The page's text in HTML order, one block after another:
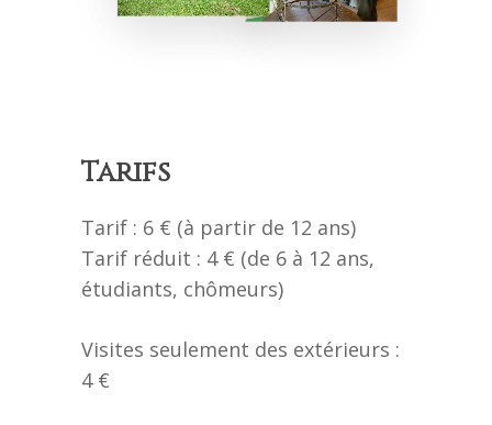
Tarifs
Tarif : 6 € (à partir de 12 ans)
Tarif réduit : 4 € (de 6 à 12 ans,
étudiants, chômeurs)
Visites seulement des extérieurs :
4 €